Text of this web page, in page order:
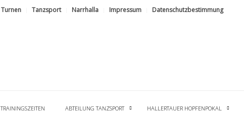
Turnen Tanzsport Narrhalla Impressum Datenschutzbestimmung
TRAININGSZEITEN ABTEILUNG TANZSPORT HALLERTAUER HOPFENPOKAL